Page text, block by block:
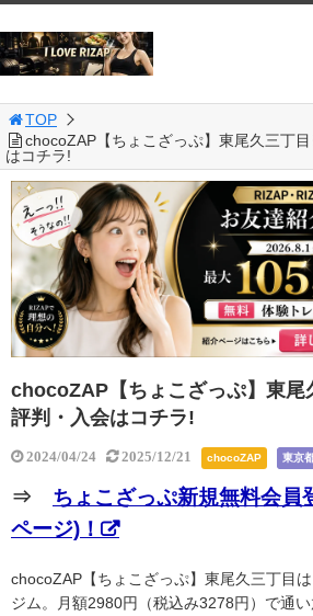
TOP
chocoZAP【ちょこざっぷ】東尾久三丁
はコチラ!
chocoZAP【ちょこざっぷ】東尾
評判・入会はコチラ!
2024/04/24 2025/12/21 chocoZAP 東京
⇒ ちょこざっぷ新規無料会員
ページ)！
chocoZAP【ちょこざっぷ】東尾久三丁目
ジム。月額2980円（税込み3278円）で通